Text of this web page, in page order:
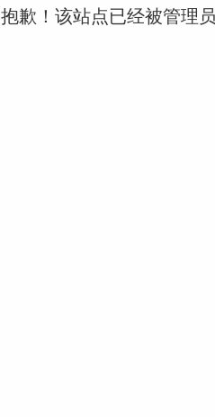
抱歉！该站点已经被管理